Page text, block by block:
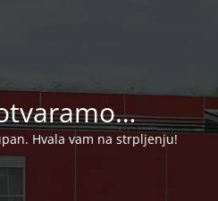
Hvala vam na strpljenju!